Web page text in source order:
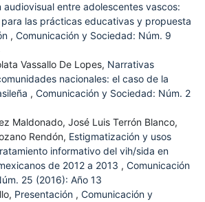
entre adolescentes vascos:
las prácticas educativas y propuesta
, Comunicación y Sociedad: Núm. 9
Vassallo De Lopes, Narrativas
nacionales: el caso de la
, Comunicación y Sociedad: Núm. 2
Maldonado, José Luis Terrón Blanco,
Rendón, Estigmatización y usos
informativo del vih/sida en
de 2012 a 2013 , Comunicación
25 (2016): Año 13
Presentación , Comunicación y